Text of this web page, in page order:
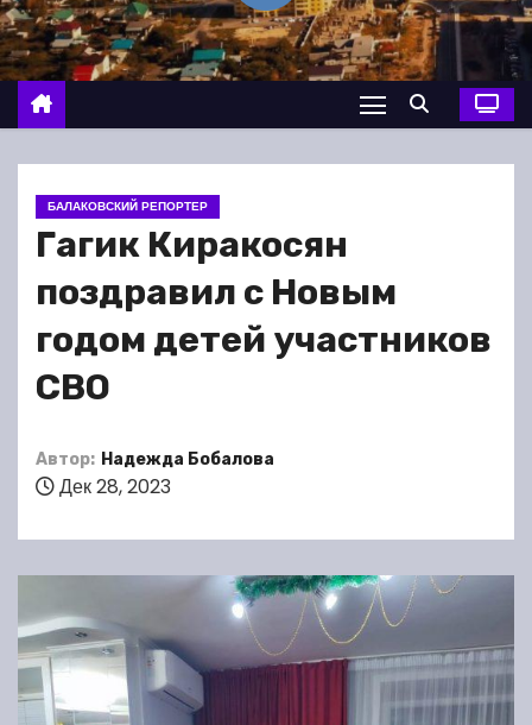
о
м
у
БАЛАКОВСКИЙ РЕПОРТЕР
Гагик Киракосян
поздравил с Новым
годом детей участников
СВО
Автор: Надежда Бобалова
Дек 28, 2023